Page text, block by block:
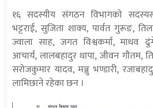
१६ सदस्यीय संगठन विभागको
भट्टराई, सुजिता शाक्य, पार्वत गुरूङ,
ज्वाला साह, जगत विश्वकर्मा, माधव
आचार्य, लालबहादुर थापा, जीवन गौतम,
सरोजकुमार यादव, मञ्जु भण्डारी,
लामिछाने रहेका छन ।